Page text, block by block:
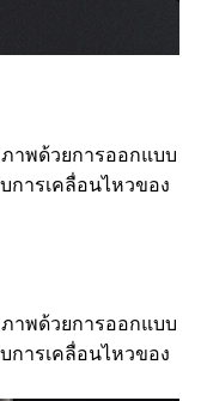
าพด้วยการออกแบบ
การเคลื่อนไหวของ
าพด้วยการออกแบบ
การเคลื่อนไหวของ